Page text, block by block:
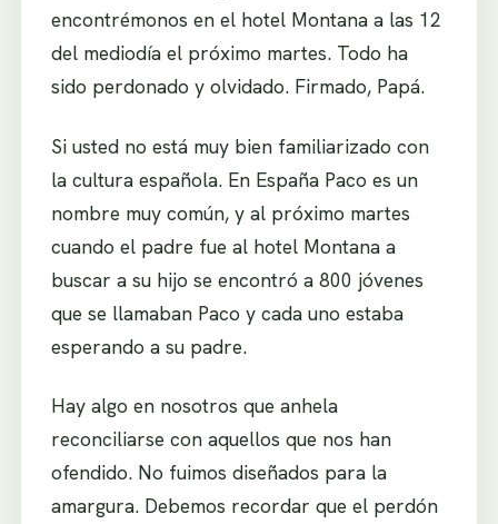
encontrémonos en el hotel Montana a las 12
del mediodía el próximo martes. Todo ha
sido perdonado y olvidado. Firmado, Papá.
Si usted no está muy bien familiarizado con
la cultura española. En España Paco es un
nombre muy común, y al próximo martes
cuando el padre fue al hotel Montana a
buscar a su hijo se encontró a 800 jóvenes
que se llamaban Paco y cada uno estaba
esperando a su padre.
Hay algo en nosotros que anhela
reconciliarse con aquellos que nos han
ofendido. No fuimos diseñados para la
amargura. Debemos recordar que el perdón